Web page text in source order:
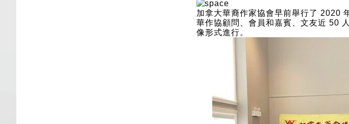
加拿大華裔作家協會早前舉行了 2020
華作協顧問、會員和嘉賓、文友近 50
像形式進行。